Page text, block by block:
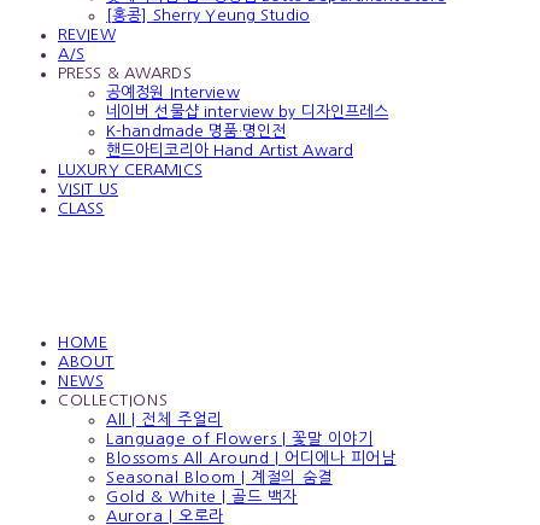
[홍콩] Sherry Yeung Studio
REVIEW
A/S
PRESS & AWARDS
공예정원 Interview
네이버 선물샵 interview by 디자인프레스
K-handmade 명품·명인전
핸드아티코리아 Hand Artist Award
LUXURY CERAMICS
VISIT US
CLASS
HOME
ABOUT
NEWS
COLLECTIONS
All | 전체 주얼리
Language of Flowers | 꽃말 이야기
Blossoms All Around | 어디에나 피어남
Seasonal Bloom | 계절의 숨결
Gold & White | 골드 백자
Aurora | 오로라